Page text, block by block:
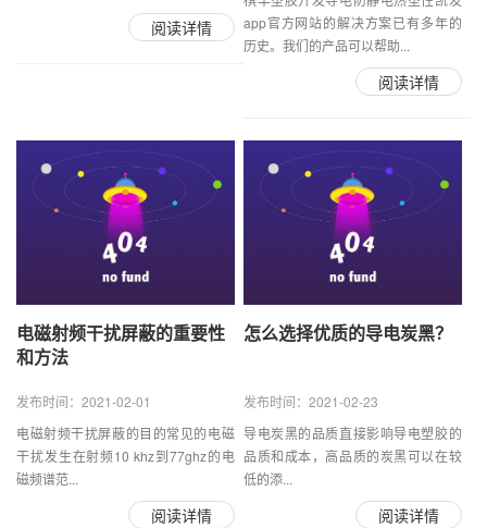
阅读详情
app官方网站的解决方案已有多年的
历史。我们的产品可以帮助...
阅读详情
电磁射频干扰屏蔽的重要性
和方法
发布时间：2021-02-01
电磁射频干扰屏蔽的目的常见的电磁
干扰发生在射频10 khz到77ghz的电
磁频谱范...
阅读详情
怎么选择优质的导电炭黑？
发布时间：2021-02-23
导电炭黑的品质直接影响导电塑胶的
品质和成本，高品质的炭黑可以在较
低的添...
阅读详情